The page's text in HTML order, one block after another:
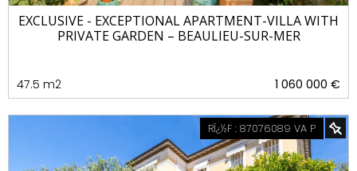
EXCLUSIVE - EXCEPTIONAL APARTMENT-VILLA WITH
PRIVATE GARDEN – BEAULIEU-SUR-MER
47.5 m2 1 060 000 €
RÏ¿½F : 87076089 VA P